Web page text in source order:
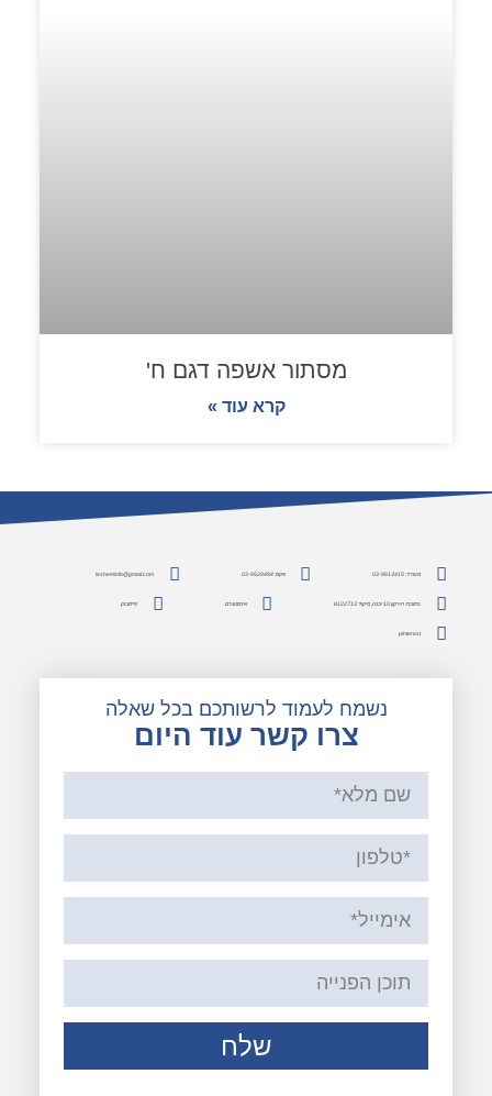
מסתור אשפה דגם ח'
קרא עוד »
משרד: 03-9613415 פקס: 03-9529484 lesheminfo@gmail.com
כתובת: הירקון 10 יבנה, מיקוד 8122713 אינסטגרם פייסבוק
pinterest
נשמח לעמוד לרשותכם בכל שאלה
צרו קשר עוד היום
שלח